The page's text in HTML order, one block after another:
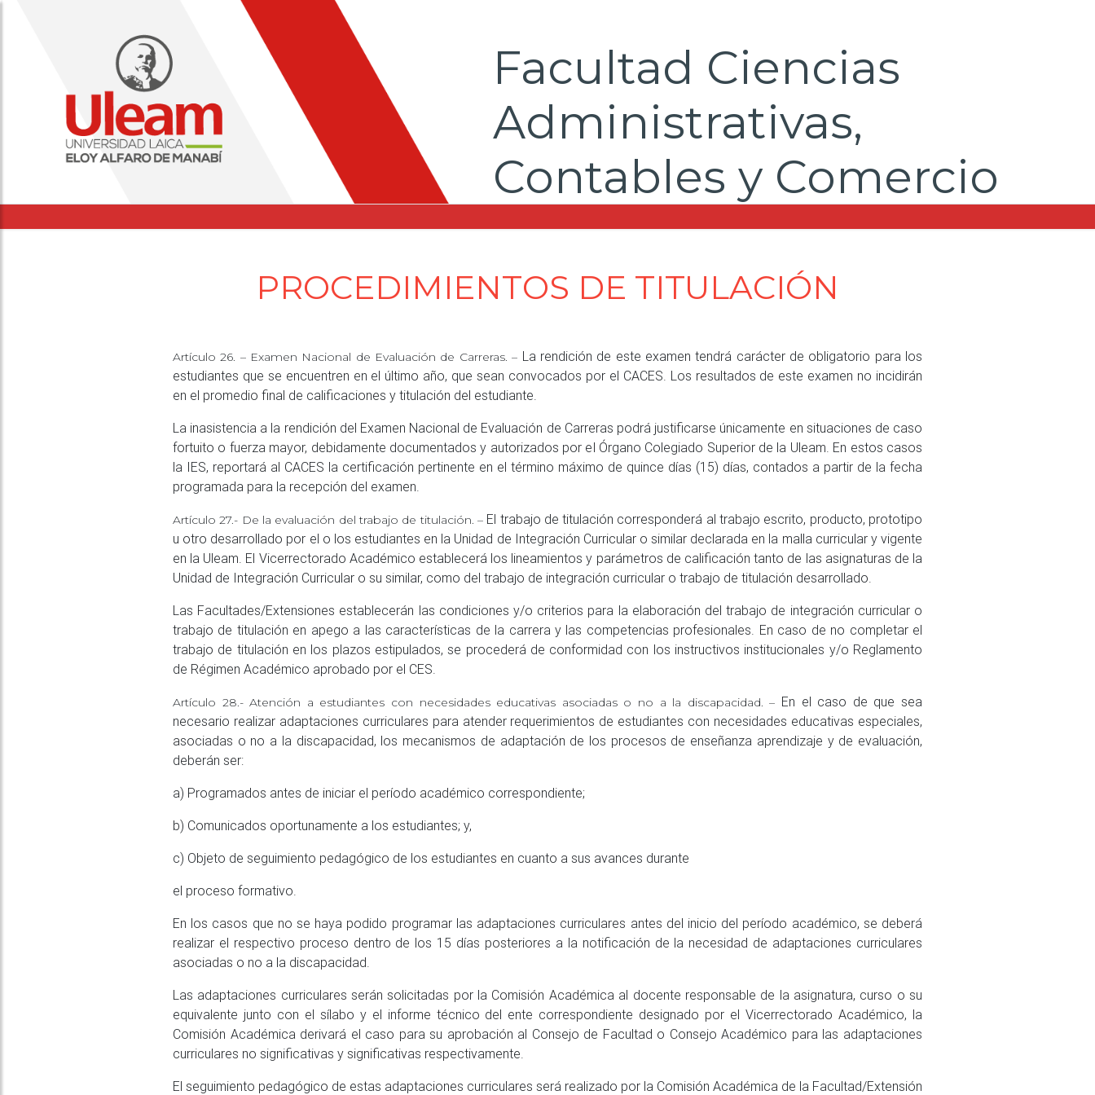
Facultad Ciencias
Administrativas,
Contables y Comercio
PROCEDIMIENTOS DE TITULACIÓN
Artículo 26. – Examen Nacional de Evaluación de Carreras. – La rendición de este examen tendrá carácter de obligatorio para los
estudiantes que se encuentren en el último año, que sean convocados por el CACES. Los resultados de este examen no incidirán
en el promedio final de calificaciones y titulación del estudiante.
La inasistencia a la rendición del Examen Nacional de Evaluación de Carreras podrá justificarse únicamente en situaciones de caso
fortuito o fuerza mayor, debidamente documentados y autorizados por el Órgano Colegiado Superior de la Uleam. En estos casos
la IES, reportará al CACES la certificación pertinente en el término máximo de quince días (15) días, contados a partir de la fecha
programada para la recepción del examen.
Artículo 27.- De la evaluación del trabajo de titulación. –El trabajo de titulación corresponderá al trabajo escrito, producto, prototipo
u otro desarrollado por el o los estudiantes en la Unidad de Integración Curricular o similar declarada en la malla curricular y vigente
en la Uleam. El Vicerrectorado Académico establecerá los lineamientos y parámetros de calificación tanto de las asignaturas de la
Unidad de Integración Curricular o su similar, como del trabajo de integración curricular o trabajo de titulación desarrollado.
Las Facultades/Extensiones establecerán las condiciones y/o criterios para la elaboración del trabajo de integración curricular o
trabajo de titulación en apego a las características de la carrera y las competencias profesionales. En caso de no completar el
trabajo de titulación en los plazos estipulados, se procederá de conformidad con los instructivos institucionales y/o Reglamento
de Régimen Académico aprobado por el CES.
Artículo 28.- Atención a estudiantes con necesidades educativas asociadas o no a la discapacidad. – En el caso de que sea
necesario realizar adaptaciones curriculares para atender requerimientos de estudiantes con necesidades educativas especiales,
asociadas o no a la discapacidad, los mecanismos de adaptación de los procesos de enseñanza aprendizaje y de evaluación,
deberán ser:
a) Programados antes de iniciar el período académico correspondiente;
b) Comunicados oportunamente a los estudiantes; y,
c) Objeto de seguimiento pedagógico de los estudiantes en cuanto a sus avances durante
el proceso formativo.
En los casos que no se haya podido programar las adaptaciones curriculares antes del inicio del período académico, se deberá
realizar el respectivo proceso dentro de los 15 días posteriores a la notificación de la necesidad de adaptaciones curriculares
asociadas o no a la discapacidad.
Las adaptaciones curriculares serán solicitadas por la Comisión Académica al docente responsable de la asignatura, curso o su
equivalente junto con el sílabo y el informe técnico del ente correspondiente designado por el Vicerrectorado Académico, la
Comisión Académica derivará el caso para su aprobación al Consejo de Facultad o Consejo Académico para las adaptaciones
curriculares no significativas y significativas respectivamente.
El seguimiento pedagógico de estas adaptaciones curriculares será realizado por la Comisión Académica de la Facultad/Extensión